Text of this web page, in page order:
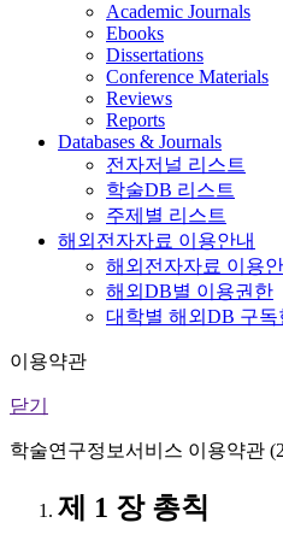
Academic Journals
Ebooks
Dissertations
Conference Materials
Reviews
Reports
Databases & Journals
전자저널 리스트
학술DB 리스트
주제별 리스트
해외전자자료 이용안내
해외전자자료 이용
해외DB별 이용권한
대학별 해외DB 구독
이용약관
닫기
학술연구정보서비스 이용약관
제 1 장 총칙